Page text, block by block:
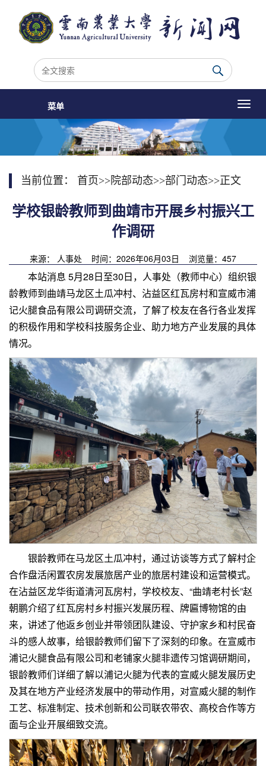
菜单
当前位置： 首页>>院部动态>>部门动态>>正文
学校银龄教师到曲靖市开展乡村振兴工
作调研
来源： 人事处 时间：2026年06月03日 浏览量： 457
本站消息 5月28日至30日，人事处（教师中心）组织银
龄教师到曲靖马龙区土瓜冲村、沾益区红瓦房村和宣威市浦
记火腿食品有限公司调研交流，了解了校友在各行各业发挥
的积极作用和学校科技服务企业、助力地方产业发展的具体
情况。
银龄教师在马龙区土瓜冲村，通过访谈等方式了解村企
合作盘活闲置农房发展‌旅居产业‌的旅居村建设和运营模式。
在沾益区龙华街道清河瓦房村，学校校友、“曲靖老村长”赵
朝鹏介绍了红瓦房村乡村振兴发展历程、牌匾博物馆的由
来，讲述了他返乡创业并带领团队建设、守护家乡和村民奋
斗的感人故事，给银龄教师们留下了深刻的印象。在宣威市
浦记火腿食品有限公司和老铺家火腿非遗传习馆调研期间，
银龄教师们详细了解以浦记火腿为代表的宣威火腿发展历史
及其在地方产业经济发展中的带动作用，对宣威火腿的制作
工艺、标准制定、技术创新和公司联农带农、高校合作等方
面与企业开展细致交流。